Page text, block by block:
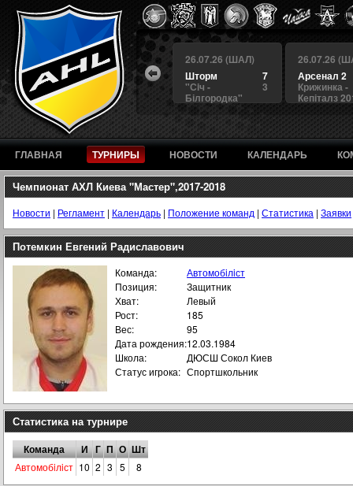
4
4
26.07.26 (ШАЛ)
3
БЕРКУТ
1
Альянс
26.07.26 (ШАЛ)
7
Шторм
3
"Сiч -
Білгородка"
26.07.26
Арсенал 2
Крижинка -
Кепіталз
ГЛАВНАЯ ТУРНИРЫ НОВОСТИ КАЛЕНДАРЬ
Чемпионат АХЛ Киева "Мастер",2017-2018
Новости | Регламент | Календарь | Положение команд | Статистика | Заявки
Потемкин Евгений Радиславович
Команда:
Автомобiлiст
Позиция:
Защитник
Хват:
Левый
Рост:
185
Вес:
95
Дата рождения:12.03.1984
Школа:
ДЮСШ Сокол Киев
Статус игрока: Спортшкольник
Статистика на турнире
Команда И Г П О Шт
Автомобiлiст 10 2 3 5 8